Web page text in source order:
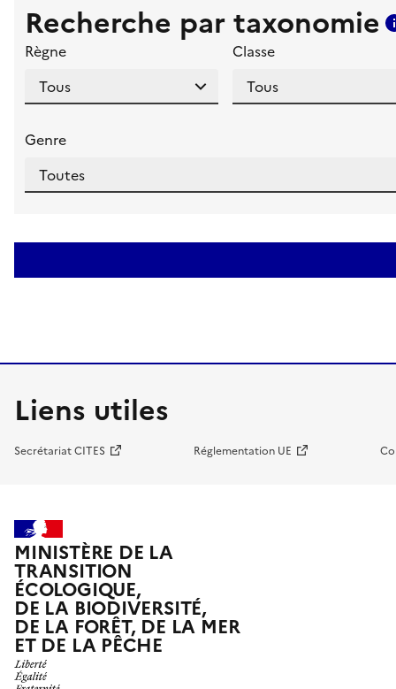
Recherche par taxonomie
Règne Classe
Genre
Liens utiles
Secrétariat CITES Réglementation UE
MINISTÈRE DE LA
TRANSITION
ÉCOLOGIQUE,
DE LA BIODIVERSITÉ,
DE LA FORÊT, DE LA MER
ET DE LA PÊCHE